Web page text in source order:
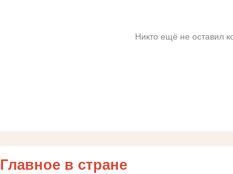
Никто ещё не оставил
Главное в стране